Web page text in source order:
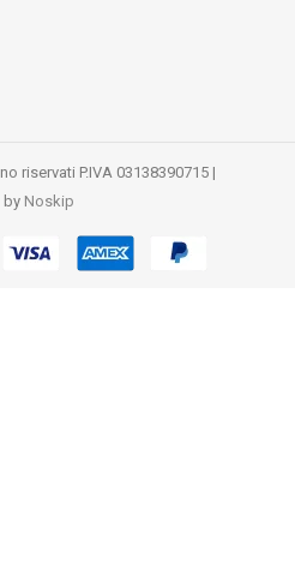
riservati P.IVA 03138390715 |
by Noskip